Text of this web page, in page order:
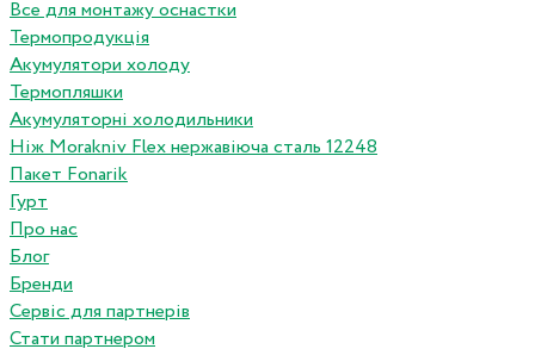
Все для монтажу оснастки
Термопродукція
Акумулятори холоду
Термопляшки
Акумуляторні холодильники
Ніж Morakniv Flex нержавіюча сталь 12248
Пакет Fonarik
Гурт
Про нас
Блог
Бренди
Сервіс для партнерів
Стати партнером